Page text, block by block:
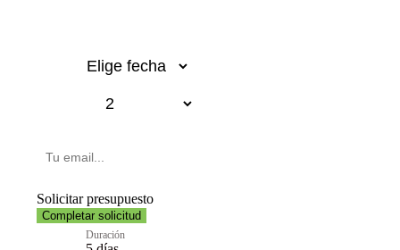
Solicitar presupuesto
Completar solicitud
Duración